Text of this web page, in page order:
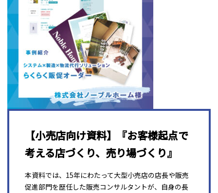
【小売店向け資料】『お客様起点で
考える店づくり、売り場づくり』
本資料では、15年にわたって大型小売店の店長や販売
促進部門を歴任した販売コンサルタントが、自身の長